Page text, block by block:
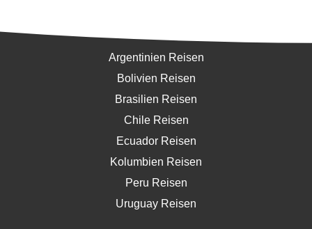
Argentinien Reisen
Bolivien Reisen
Brasilien Reisen
Chile Reisen
Ecuador Reisen
Kolumbien Reisen
Peru Reisen
Uruguay Reisen